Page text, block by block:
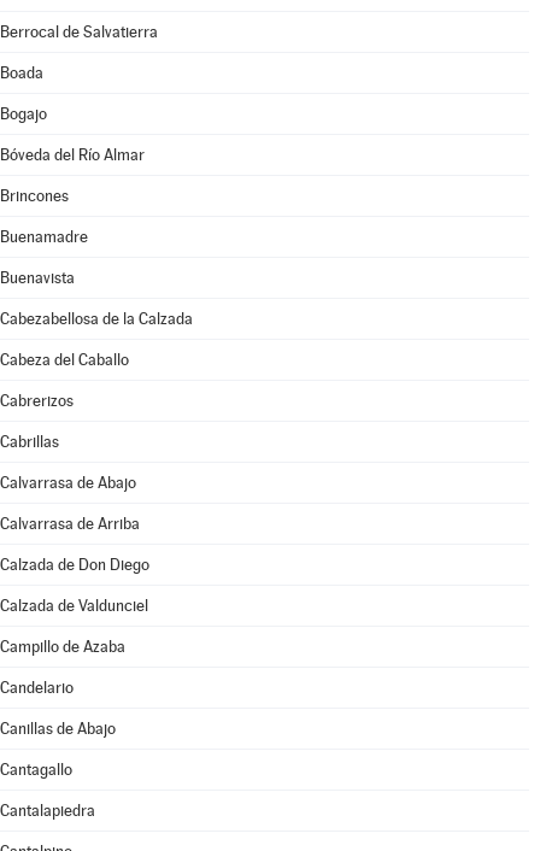
Berrocal de Salvatierra
Boada
Bogajo
Bóveda del Río Almar
Brincones
Buenamadre
Buenavista
Cabezabellosa de la Calzada
Cabeza del Caballo
Cabrerizos
Cabrillas
Calvarrasa de Abajo
Calvarrasa de Arriba
Calzada de Don Diego
Calzada de Valdunciel
Campillo de Azaba
Candelario
Canillas de Abajo
Cantagallo
Cantalapiedra